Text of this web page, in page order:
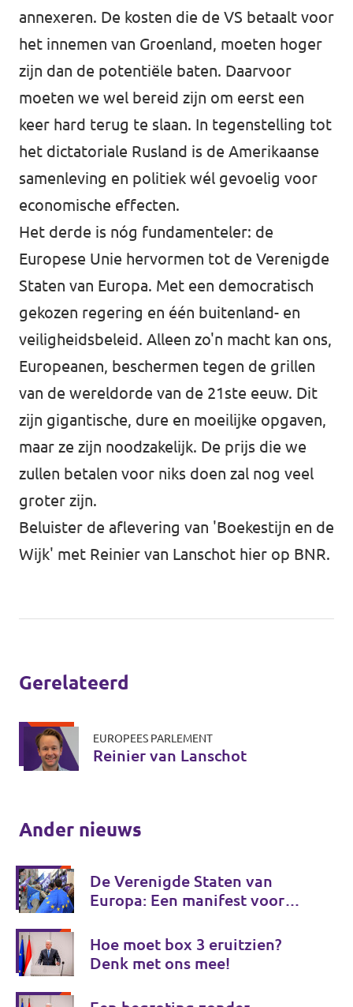
annexeren. De kosten die de VS betaalt voor
het innemen van Groenland, moeten hoger
zijn dan de potentiële baten. Daarvoor
moeten we wel bereid zijn om eerst een
keer hard terug te slaan. In tegenstelling tot
het dictatoriale Rusland is de Amerikaanse
samenleving en politiek wél gevoelig voor
economische effecten.
Het derde is nóg fundamenteler: de
Europese Unie hervormen tot de Verenigde
Staten van Europa. Met een democratisch
gekozen regering en één buitenland- en
veiligheidsbeleid. Alleen zo'n macht kan ons,
Europeanen, beschermen tegen de grillen
van de wereldorde van de 21ste eeuw. Dit
zijn gigantische, dure en moeilijke opgaven,
maar ze zijn noodzakelijk. De prijs die we
zullen betalen voor niks doen zal nog veel
groter zijn.
Beluister de aflevering van 'Boekestijn en de
Wijk' met Reinier van Lanschot hier op BNR.
Gerelateerd
EUROPEES PARLEMENT
Reinier van Lanschot
Ander nieuws
De Verenigde Staten van
Europa: Een manifest voor
Hoe moet box 3 eruitzien?
Denk met ons mee!